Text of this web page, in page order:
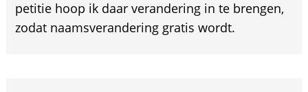
petitie hoop ik daar verandering in te brengen,
zodat naamsverandering gratis wordt.